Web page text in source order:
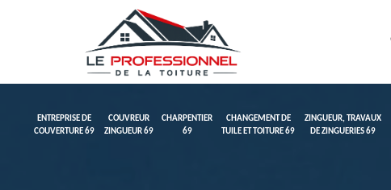
ENTREPRISE DE
COUVERTURE 69
COUVREUR
ZINGUEUR 69
CHARPENTIER
69
CHANGEMENT DE
TUILE ET TOITURE 69
ZINGUEUR, TRAVAUX
DE ZINGUERIES 69